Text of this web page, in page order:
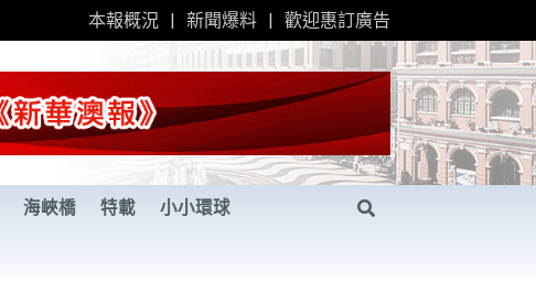
本報概況 新聞爆料 歡迎惠訂廣告
海峽橋 特載 小小環球